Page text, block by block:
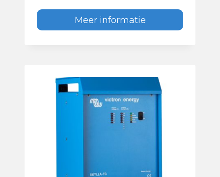
Meer informatie